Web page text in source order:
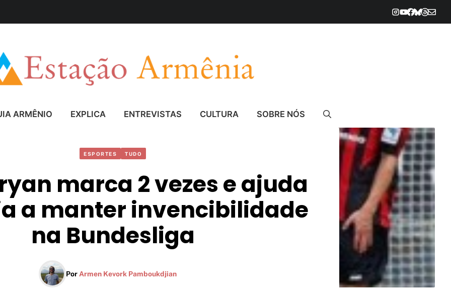
ARMÊNIO EXPLICA ENTREVISTAS CULTURA SOBRE NÓS
ESPORTES TUDO
marca 2 vezes e ajuda
a manter invencibilidade
na Bundesliga
Por Armen Kevork Pamboukdjian